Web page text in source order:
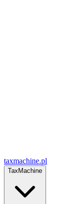
taxmachine.pl
TaxMachine